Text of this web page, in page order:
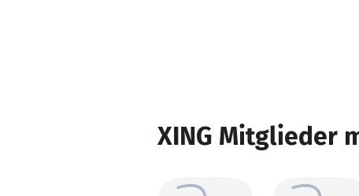
XING Mitglieder